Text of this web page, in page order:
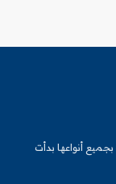
أنواعها بدأت